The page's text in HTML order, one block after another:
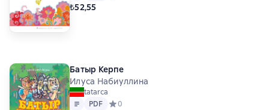
₺52,55
Батыр Керпе
Илуса Набиуллина
tatarca
Metin
PDF
PDF Средний рейтинг 0 на основе 0 оценок
0